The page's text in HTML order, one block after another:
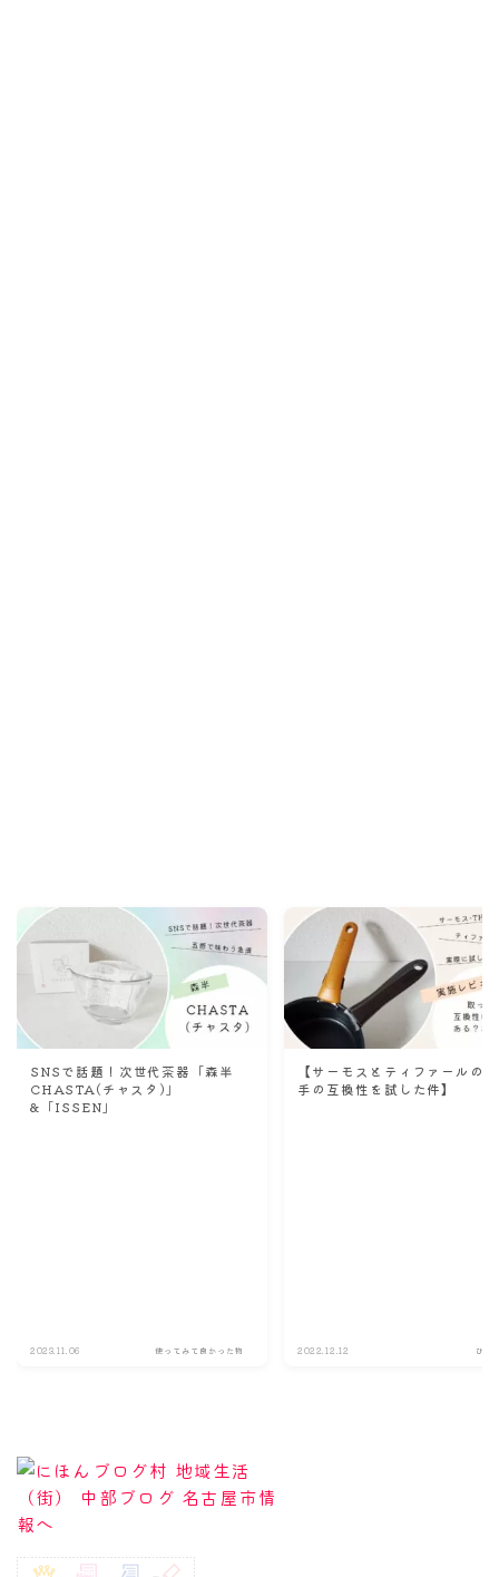
SNSで話題！次世代茶器「森半
CHASTA(チャスタ)」
&「ISSEN」
2023.11.06 使ってみて良かった物
【サーモスとティファールの
手の互換性を試した件】
2022.12.12 ひと